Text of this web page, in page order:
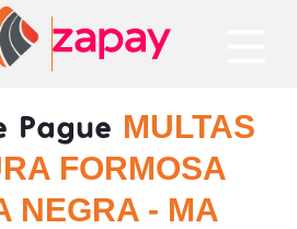
Pague MULTAS
FORMOSA
NEGRA - MA